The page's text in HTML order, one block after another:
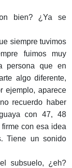
bien? ¿Ya se
siempre tuvimos
fuimos muy
persona que en
algo diferente,
ejemplo, aparece
recuerdo haber
con 47, 48
con esa idea
Tiene un sonido
subsuelo, ¿eh?